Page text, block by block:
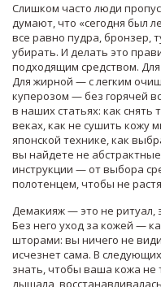
Слишком часто люди
думают, что «сегодня был
все равно пудра, бронзер,
убирать. И делать это
подходящим средством.
Для жирной — с легким
куперозом — без горячей
в наших статьях: как
веках, как не сушить кожу
японской технике, как
вы найдете не
инструкции — от выбора
полотенцем, чтобы не
Демакияж — это не ритуал,
Без него уход за кожей —
шторами: вы ничего не
исчезнет сама. В
знать, чтобы ваша кожа не
дышала,